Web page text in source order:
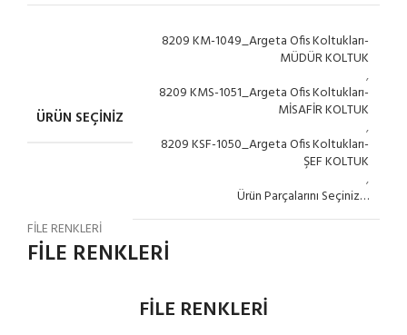
ÜRÜN SEÇINIZ
8209 KM-1049_Argeta Ofis Koltukları-
MÜDÜR KOLTUK
,
8209 KMS-1051_Argeta Ofis Koltukları-
MİSAFİR KOLTUK
,
8209 KSF-1050_Argeta Ofis Koltukları-
ŞEF KOLTUK
,
Ürün Parçalarını Seçiniz…
FİLE RENKLERİ
FİLE RENKLERİ
FİLE RENKLERİ